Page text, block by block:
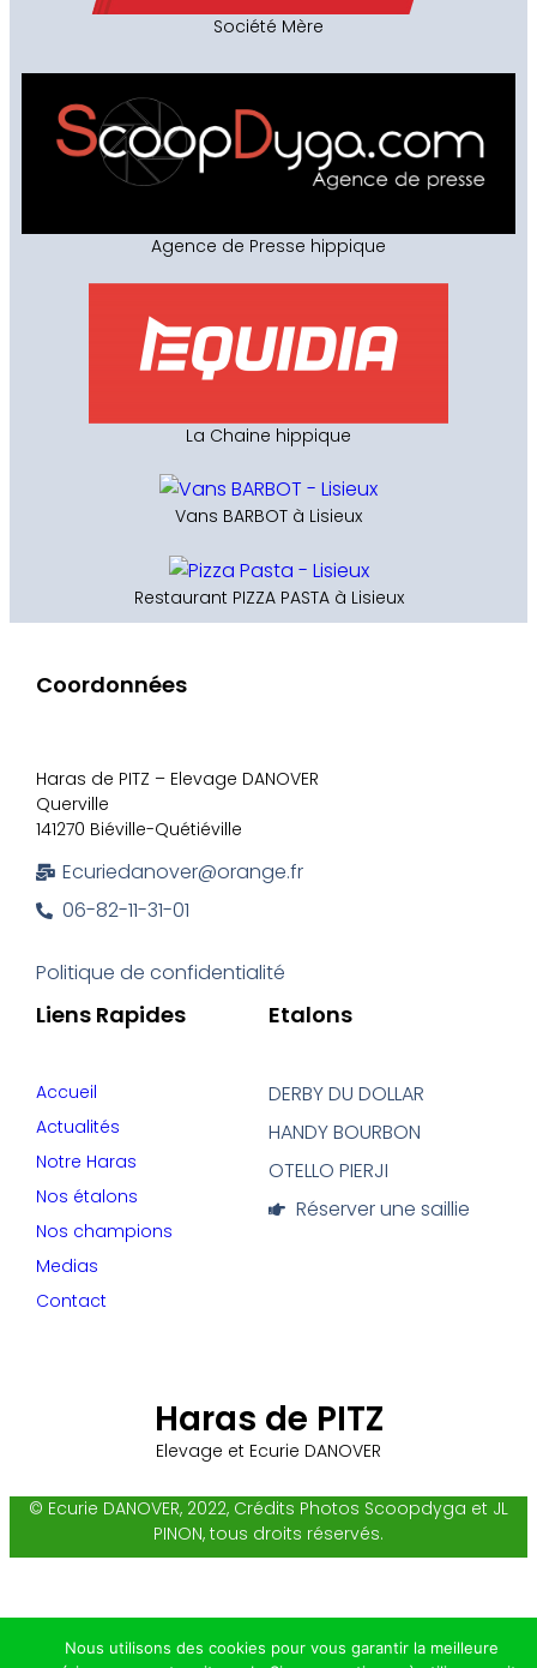
Société Mère
Agence de Presse hippique
La Chaine hippique
Vans BARBOT à Lisieux
Restaurant PIZZA PASTA à Lisieux
Haras de PITZ
Elevage et Ecurie DANOVER
Etalons
DERBY DU DOLLAR
HANDY BOURBON
OTELLO PIERJI
Réserver une saillie
Liens Rapides
Accueil
Actualités
Notre Haras
Nos étalons
Nos champions
Medias
Contact
Coordonnées
Haras de PITZ – Elevage DANOVER
Querville
141270 Biéville-Quétiéville
Ecuriedanover@orange.fr
06-82-11-31-01
Politique de confidentialité
© Ecurie DANOVER, 2022, Crédits Photos Scoopdyga et JL
PINON, tous droits réservés.
Nous utilisons des cookies pour vous garantir la meilleure